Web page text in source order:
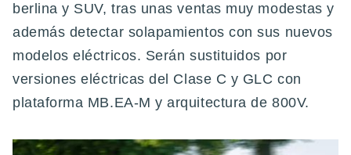
berlina y SUV, tras unas ventas muy modestas y
además detectar solapamientos con sus nuevos
modelos eléctricos. Serán sustituidos por
versiones eléctricas del Clase C y GLC con
plataforma MB.EA-M y arquitectura de 800V.